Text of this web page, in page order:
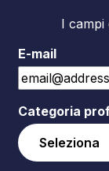
I
E-mail
Categoria